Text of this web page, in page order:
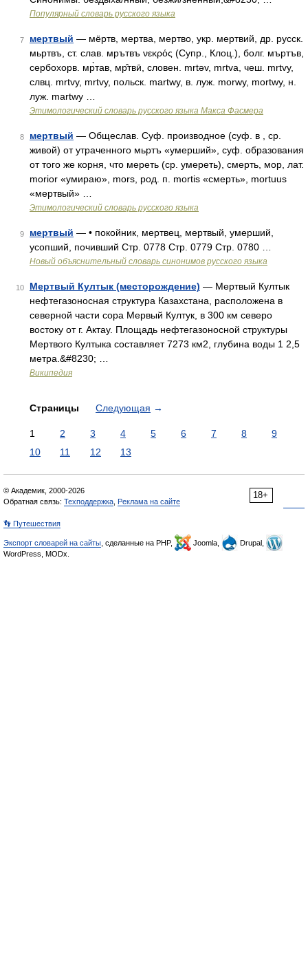
Популярный словарь русского языка
7 мертвый — мёртв, мертва, мертво, укр. мертвий, др. русск.
мьртвъ, ст. слав. мрътвъ νεκρός (Супр., Клоц.), болг. мъртъв,
сербохорв. мр̀тав, мр̑твӣ, словен. mrtǝv, mrtva, чеш. mrtvy,
слвц. mrtvy, mrtvy, польск. martwy, в. луж. morwy, mortwy, н.
луж. martwy …
Этимологический словарь русского языка Макса Фасмера
8 мертвый — Общеслав. Суф. производное (суф. в , ср.
живой) от утраченного мьртъ «умерший», суф. образования
от того же корня, что мереть (ср. умереть), смерть, мор, лат.
morior «умираю», mors, род. п. mortis «смерть», mortuus
«мертвый» …
Этимологический словарь русского языка
9 мертвый — • покойник, мертвец, мертвый, умерший,
усопший, почивший Стр. 0778 Стр. 0779 Стр. 0780 …
Новый объяснительный словарь синонимов русского языка
10 Мертвый Култык (месторождение) — Мертвый Култык
нефтегазоносная структура Казахстана, расположена в
северной части сора Мервый Култук, в 300 км северо
востоку от г. Актау. Площадь нефтегазоносной структуры
Мертвого Култыка составляет 7273 км2, глубина воды 1 2,5
метра.&#8230; …
Википедия
Страницы Следующая →
1 2 3 4 5 6 7 8
9
10
11 12 13
18+
© Академик, 2000-2026
Обратная связь: Техподдержка Реклама на сайте
👣 Путешествия
Экспорт словарей на сайты , сделанные на PHP, Joomla,
Drupal,
WordPress, MODx.